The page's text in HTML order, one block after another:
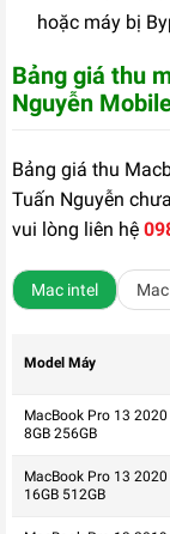
hoặc máy bị
Bảng giá thu
Nguyễn
Bảng giá thu
Tuấn Nguyễn
vui lòng liên hệ
Mac intel
Model Máy
MacBook Pro 13
8GB 256GB
MacBook Pro 13
16GB 512GB